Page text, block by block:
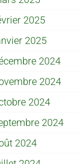
2025
2025
2024
2024
2024
2024
2024